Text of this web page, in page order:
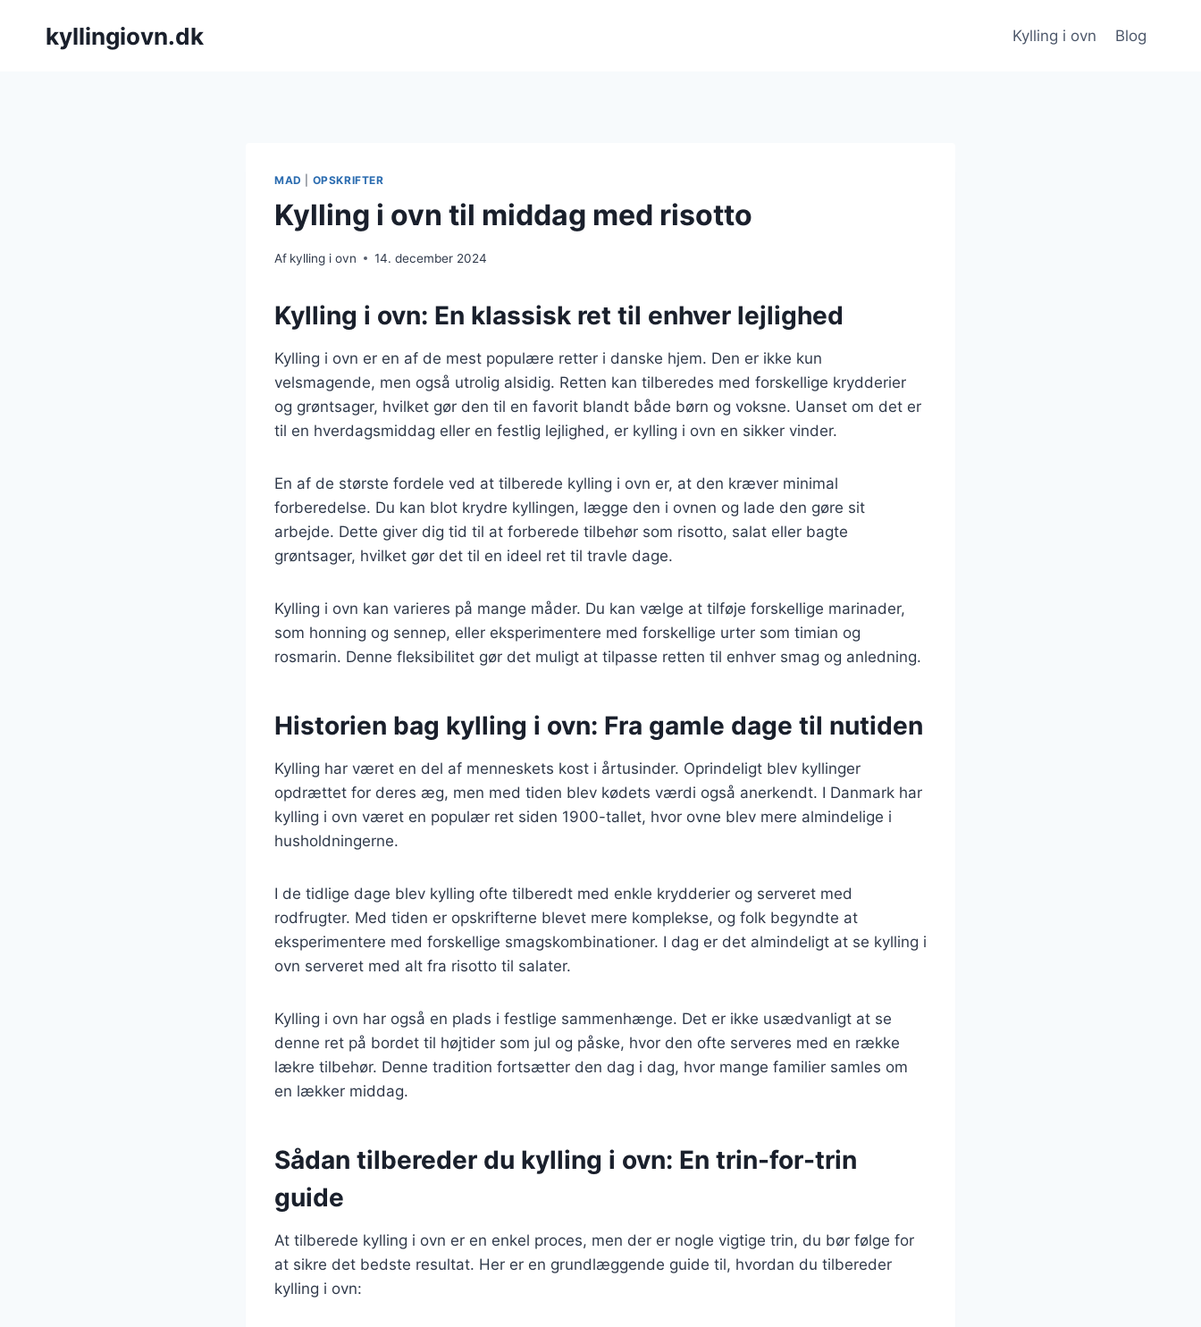
kyllingiovn.dk Kylling i ovn Blog
MAD OPSKRIFTER
Kylling i ovn til middag med risotto
Af kylling i ovn 14. december 2024
Kylling i ovn: En klassisk ret til enhver lejlighed
Kylling i ovn er en af de mest populære retter i danske hjem. Den er ikke kun
velsmagende, men også utrolig alsidig. Retten kan tilberedes med forskellige krydderier
og grøntsager, hvilket gør den til en favorit blandt både børn og voksne. Uanset om det er
til en hverdagsmiddag eller en festlig lejlighed, er kylling i ovn en sikker vinder.
En af de største fordele ved at tilberede kylling i ovn er, at den kræver minimal
forberedelse. Du kan blot krydre kyllingen, lægge den i ovnen og lade den gøre sit
arbejde. Dette giver dig tid til at forberede tilbehør som risotto, salat eller bagte
grøntsager, hvilket gør det til en ideel ret til travle dage.
Kylling i ovn kan varieres på mange måder. Du kan vælge at tilføje forskellige marinader,
som honning og sennep, eller eksperimentere med forskellige urter som timian og
rosmarin. Denne fleksibilitet gør det muligt at tilpasse retten til enhver smag og anledning.
Historien bag kylling i ovn: Fra gamle dage til nutiden
Kylling har været en del af menneskets kost i årtusinder. Oprindeligt blev kyllinger
opdrættet for deres æg, men med tiden blev kødets værdi også anerkendt. I Danmark har
kylling i ovn været en populær ret siden 1900-tallet, hvor ovne blev mere almindelige i
husholdningerne.
I de tidlige dage blev kylling ofte tilberedt med enkle krydderier og serveret med
rodfrugter. Med tiden er opskrifterne blevet mere komplekse, og folk begyndte at
eksperimentere med forskellige smagskombinationer. I dag er det almindeligt at se kylling i
ovn serveret med alt fra risotto til salater.
Kylling i ovn har også en plads i festlige sammenhænge. Det er ikke usædvanligt at se
denne ret på bordet til højtider som jul og påske, hvor den ofte serveres med en række
lækre tilbehør. Denne tradition fortsætter den dag i dag, hvor mange familier samles om
en lækker middag.
Sådan tilbereder du kylling i ovn: En trin-for-trin
guide
At tilberede kylling i ovn er en enkel proces, men der er nogle vigtige trin, du bør følge for
at sikre det bedste resultat. Her er en grundlæggende guide til, hvordan du tilbereder
kylling i ovn: